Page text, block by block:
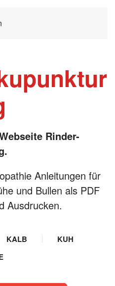
Rinder-
Anleitungen für
und Bullen als PDF
Ausdrucken.
KALB
KUH